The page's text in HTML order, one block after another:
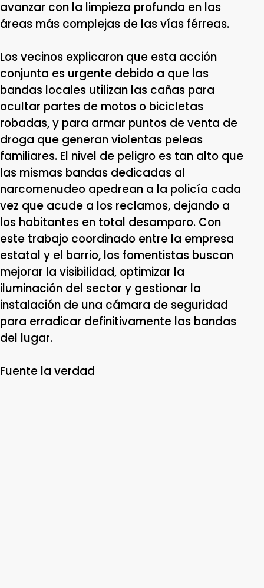
avanzar con la limpieza profunda en las
áreas más complejas de las vías férreas.
Los vecinos explicaron que esta acción
conjunta es urgente debido a que las
bandas locales utilizan las cañas para
ocultar partes de motos o bicicletas
robadas, y para armar puntos de venta de
droga que generan violentas peleas
familiares. El nivel de peligro es tan alto que
las mismas bandas dedicadas al
narcomenudeo apedrean a la policía cada
vez que acude a los reclamos, dejando a
los habitantes en total desamparo. Con
este trabajo coordinado entre la empresa
estatal y el barrio, los fomentistas buscan
mejorar la visibilidad, optimizar la
iluminación del sector y gestionar la
instalación de una cámara de seguridad
para erradicar definitivamente las bandas
del lugar.
Fuente la verdad